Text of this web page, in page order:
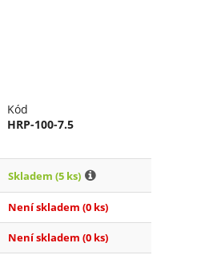
Kód
HRP-100-7.5
Skladem (5 ks)
Není skladem (0 ks)
Není skladem (0 ks)